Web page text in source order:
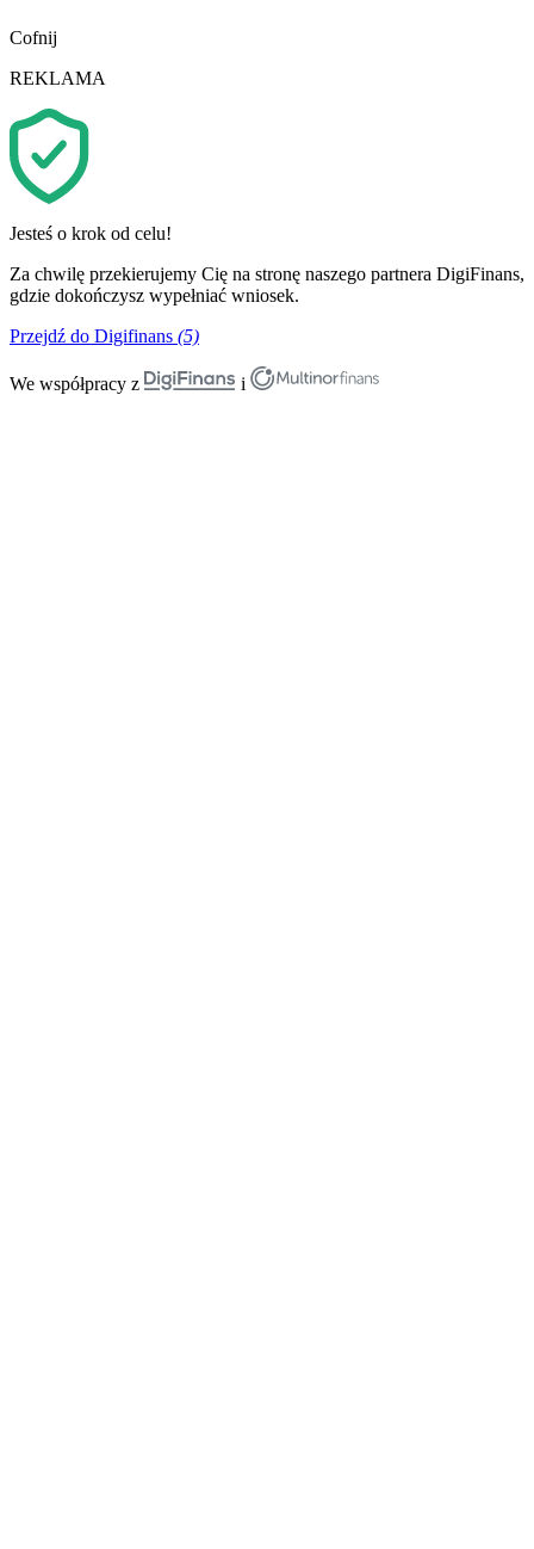
Cofnij
REKLAMA
Jesteś o krok od celu!
Za chwilę przekierujemy Cię na stronę naszego partnera DigiFinans,
gdzie dokończysz wypełniać wniosek.
Przejdź do Digifinans (5)
We współpracy z i